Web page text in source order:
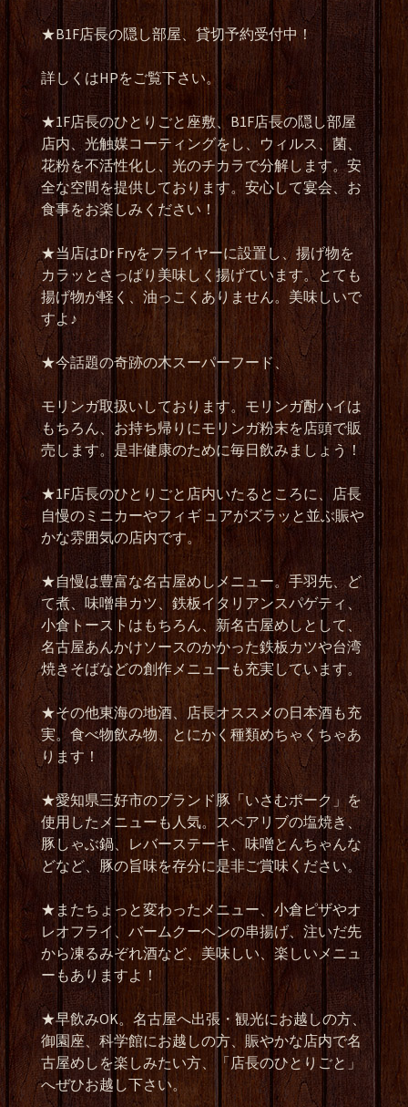
★B1F店長の隠し部屋、貸切予約受付中！
詳しくはHPをご覧下さい。
★1F店長のひとりごと座敷、 B1F店長の隠し部屋
店内、光触媒コーティングをし、ウィルス、菌、
花粉を不活性化し、光のチカラで分解します。安
全な空間を提供しております。安心して宴会、お
食事をお楽しみください！
★当店はDr Fryをフライヤーに設置し、揚げ物を
カラッとさっぱり美味しく揚げています。とても
揚げ物が軽く、油っこくありません。美味しいで
すよ♪
★今話題の奇跡の木スーパーフード、
モリンガ取扱いしております。モリンガ酎ハイは
もちろん、お持ち帰りにモリンガ粉末を店頭で販
売します。是非健康のために毎日飲みましょう！
★1F店長のひとりごと店内いたるところに、店長
自慢のミニカーやフィギ ュアがズラッと並ぶ賑や
かな雰囲気の店内です。
★自慢は豊富な名古屋めしメニュー。手羽先、ど
て煮、味噌串カツ、鉄板イタリアンスパゲティ、
小倉トーストはもちろん、新名古屋めしとして、
名古屋あんかけソースのかかった鉄板カツや台湾
焼きそばなどの創作メニューも充実しています。
★その他東海の地酒、店長オススメの日本酒も充
実。食べ物飲み物、とにかく種類めちゃくちゃあ
ります！
★愛知県三好市のブランド豚「いさむポーク」を
使用したメニューも人気。スペアリブの塩焼き、
豚しゃぶ鍋、レバーステーキ、味噌とんちゃんな
どなど、豚の旨味を存分に是非ご賞味ください。
★ またちょっと変わったメニュー、小倉ピザやオ
レオフライ、バームクーヘンの串揚げ、注いだ先
から凍るみぞれ酒など、美味しい、楽しいメニュ
ーもありますよ！
★早飲みOK。名古屋へ出張・観光にお越しの方、
御園座、科学館にお越しの方、賑やかな店内で名
古屋めしを楽しみたい方、「店長のひとりごと」
へぜひお越し下さい。